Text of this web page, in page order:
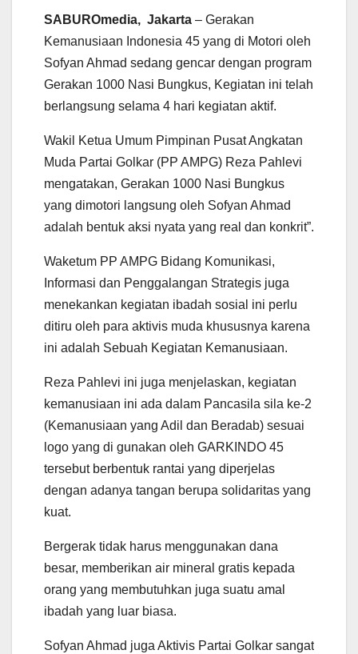
SABUROmedia, Jakarta – Gerakan
Kemanusiaan Indonesia 45 yang di Motori oleh
Sofyan Ahmad sedang gencar dengan program
Gerakan 1000 Nasi Bungkus, Kegiatan ini telah
berlangsung selama 4 hari kegiatan aktif.
Wakil Ketua Umum Pimpinan Pusat Angkatan
Muda Partai Golkar (PP AMPG) Reza Pahlevi
mengatakan, Gerakan 1000 Nasi Bungkus
yang dimotori langsung oleh Sofyan Ahmad
adalah bentuk aksi nyata yang real dan konkrit”.
Waketum PP AMPG Bidang Komunikasi,
Informasi dan Penggalangan Strategis juga
menekankan kegiatan ibadah sosial ini perlu
ditiru oleh para aktivis muda khususnya karena
ini adalah Sebuah Kegiatan Kemanusiaan.
Reza Pahlevi ini juga menjelaskan, kegiatan
kemanusiaan ini ada dalam Pancasila sila ke-2
(Kemanusiaan yang Adil dan Beradab) sesuai
logo yang di gunakan oleh GARKINDO 45
tersebut berbentuk rantai yang diperjelas
dengan adanya tangan berupa solidaritas yang
kuat.
Bergerak tidak harus menggunakan dana
besar, memberikan air mineral gratis kepada
orang yang membutuhkan juga suatu amal
ibadah yang luar biasa.
Sofyan Ahmad juga Aktivis Partai Golkar sangat